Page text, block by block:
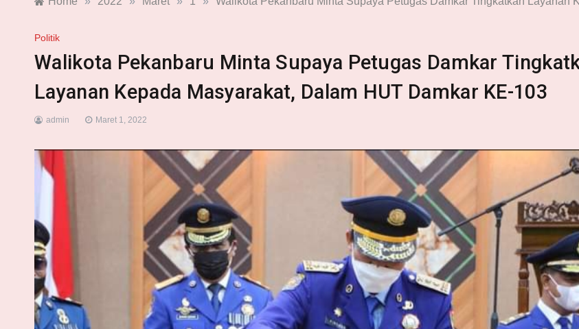
Politik
Walikota Pekanbaru Minta Supaya Petugas Damkar
Layanan Kepada Masyarakat, Dalam HUT Damkar KE-103
admin Maret 1, 2022